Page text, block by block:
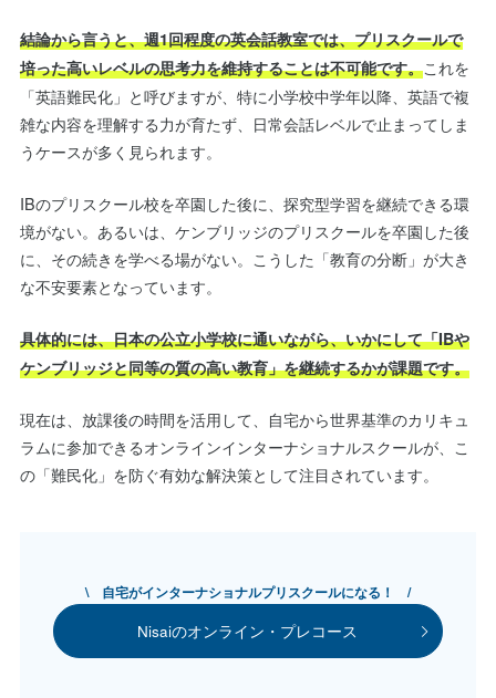
結論から言うと、週1回程度の英会話教室では、プリスクールで
培った高いレベルの思考力を維持することは不可能です。これを
「英語難民化」と呼びますが、特に小学校中学年以降、英語で複
雑な内容を理解する力が育たず、日常会話レベルで止まってしま
うケースが多く見られます。
IBのプリスクール校を卒園した後に、探究型学習を継続できる環
境がない。あるいは、ケンブリッジのプリスクールを卒園した後
に、その続きを学べる場がない。こうした「教育の分断」が大き
な不安要素となっています。
具体的には、日本の公立小学校に通いながら、いかにして「IBや
ケンブリッジと同等の質の高い教育」を継続するかが課題です。
現在は、放課後の時間を活用して、自宅から世界基準のカリキュ
ラムに参加できるオンラインインターナショナルスクールが、こ
の「難民化」を防ぐ有効な解決策として注目されています。
\ 自宅がインターナショナルプリスクールになる！ /
Nisaiのオンライン・プレコース